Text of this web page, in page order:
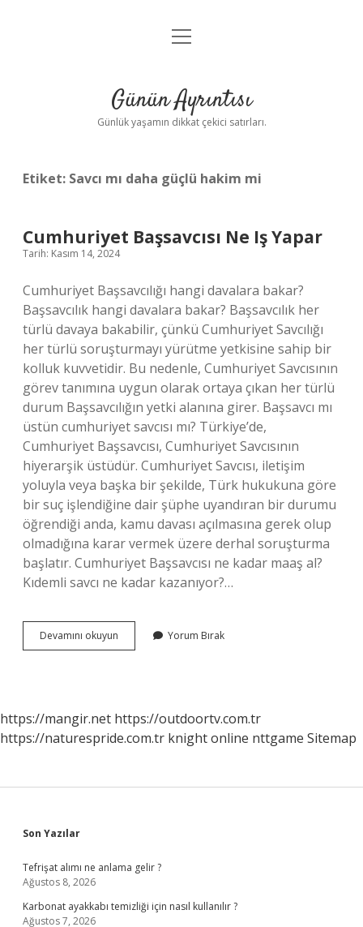
Anasayfa
Yasal Uyarı
menüyü
Günün Ayrıntısı
Günlük yaşamın dikkat çekici satırları.
Etiket: Savcı mı daha güçlü hakim mi
Cumhuriyet Başsavcısı Ne Iş Yapar
Tarih: Kasım 14, 2024
Cumhuriyet Başsavcılığı hangi davalara bakar?
Başsavcılık hangi davalara bakar? Başsavcılık her
türlü davaya bakabilir, çünkü Cumhuriyet Savcılığı
her türlü soruşturmayı yürütme yetkisine sahip bir
kolluk kuvvetidir. Bu nedenle, Cumhuriyet Savcısının
görev tanımına uygun olarak ortaya çıkan her türlü
durum Başsavcılığın yetki alanına girer. Başsavcı mı
üstün cumhuriyet savcısı mı? Türkiye’de,
Cumhuriyet Başsavcısı, Cumhuriyet Savcısının
hiyerarşik üstüdür. Cumhuriyet Savcısı, iletişim
yoluyla veya başka bir şekilde, Türk hukukuna göre
bir suç işlendiğine dair şüphe uyandıran bir durumu
öğrendiği anda, kamu davası açılmasına gerek olup
olmadığına karar vermek üzere derhal soruşturma
başlatır. Cumhuriyet Başsavcısı ne kadar maaş al?
Kıdemli savcı ne kadar kazanıyor?…
Devamını okuyun Cumhuriyet
Başsavcısı
Yorum Bırak
https://mangir.net https://outdoortv.com.tr
https://naturespride.com.tr knight online nttgame Sitemap
Sidebar
Son Yazılar
Tefrişat alımı ne anlama gelir ?
Ağustos 8, 2026
Karbonat ayakkabı temizliği için nasıl kullanılır ?
Ağustos 7, 2026